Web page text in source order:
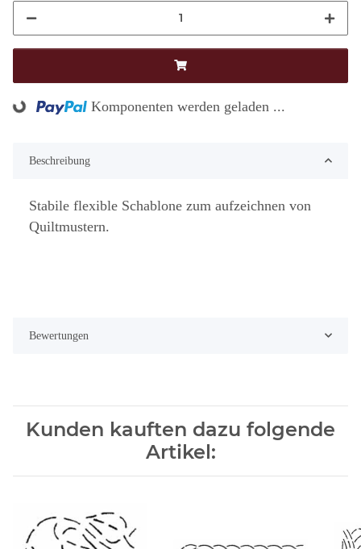
Loading... Komponenten werden geladen ...
Beschreibung
Stabile flexible Schablone zum aufzeichnen von
Quiltmustern.
Bewertungen
Kunden kauften dazu folgende
Artikel: